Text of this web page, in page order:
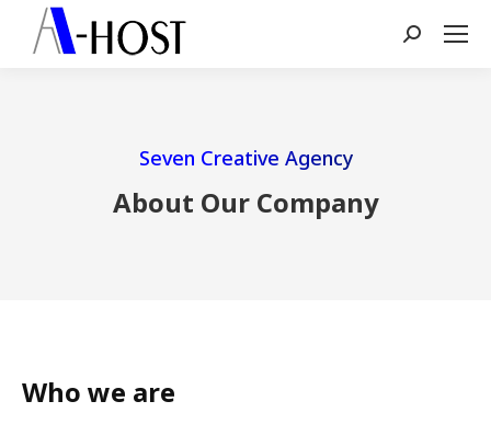
Search:
Seven Creative Agency
About Our Company
Who we are